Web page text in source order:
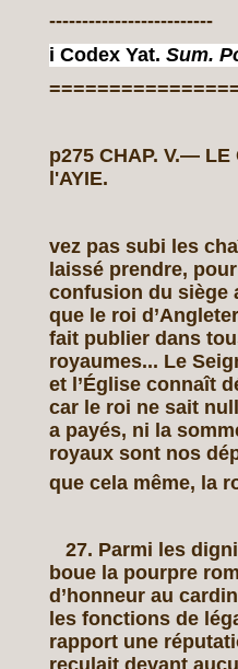
-------------------------
i Codex Yat. Sum.
p275 CHAP. V.— LE
l'AYIE.
vez pas subi les
laissé prendre,
confusion du siège
que le roi
fait publier dans
royaumes... Le
et l’Église connaît
car le roi ne sait
a payés, ni la
royaux sont nos
que cela même, la
27. Parmi les
boue la pourpre
d’honneur au
les fonctions de
rapport une
reculait devant